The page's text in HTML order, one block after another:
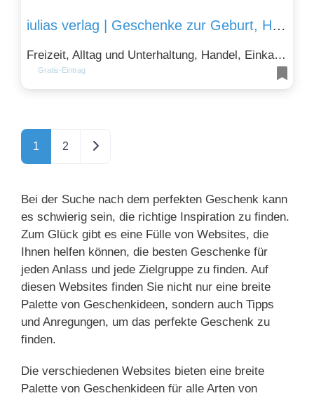
iulias verlag | Geschenke zur Geburt, Hochzeit, Geburtstag und mehr
Freizeit, Alltag und Unterhaltung, Handel, Einkaufen und Sparen und Kunst, Kultur und Design
Gratis-Eintrag
1 2 Ältere Beiträge
Bei der Suche nach dem perfekten Geschenk kann
es schwierig sein, die richtige Inspiration zu finden.
Zum Glück gibt es eine Fülle von Websites, die
Ihnen helfen können, die besten Geschenke für
jeden Anlass und jede Zielgruppe zu finden. Auf
diesen Websites finden Sie nicht nur eine breite
Palette von Geschenkideen, sondern auch Tipps
und Anregungen, um das perfekte Geschenk zu
finden.
Die verschiedenen Websites bieten eine breite
Palette von Geschenkideen für alle Arten von